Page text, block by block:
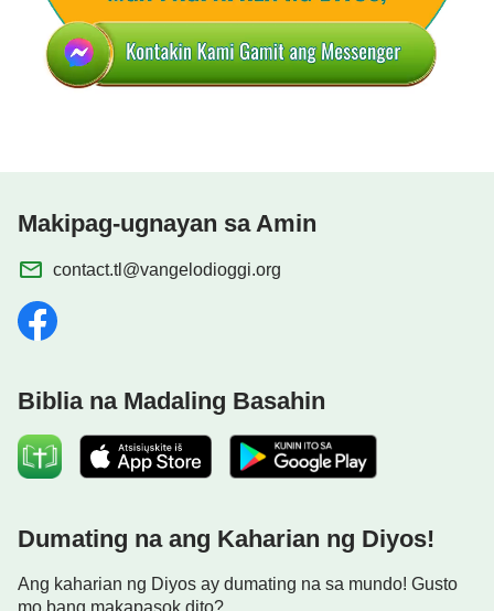
Ginawa ng hari'y halimbawa kung pa'no
mangumpisal at magsisi sa harap ng Diyos.
Karapat-dapat gunitain at tularan ng tao.
Makipag-ugnayan sa Amin
contact.tl@vangelodioggi.org
Biblia na Madaling Basahin
Dumating na ang Kaharian ng Diyos!
Ang kaharian ng Diyos ay dumating na sa mundo! Gusto
mo bang makapasok dito?